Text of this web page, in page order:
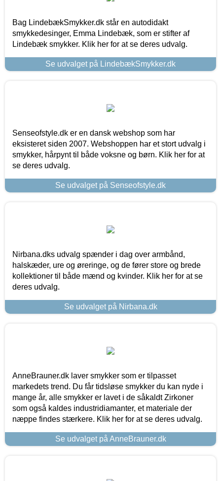
Bag LindebækSmykker.dk står en autodidakt
smykkedesinger, Emma Lindebæk, som er stifter af
Lindebæk smykker. Klik her for at se deres udvalg.
Se udvalget på LindebækSmykker.dk
Senseofstyle.dk er en dansk webshop som har
eksisteret siden 2007. Webshoppen har et stort udvalg i
smykker, hårpynt til både voksne og børn. Klik her for at
se deres udvalg.
Se udvalget på Senseofstyle.dk
Nirbana.dks udvalg spænder i dag over armbånd,
halskæder, ure og øreringe, og de fører store og brede
kollektioner til både mænd og kvinder. Klik her for at se
deres udvalg.
Se udvalget på Nirbana.dk
AnneBrauner.dk laver smykker som er tilpasset
markedets trend. Du får tidsløse smykker du kan nyde i
mange år, alle smykker er lavet i de såkaldt Zirkoner
som også kaldes industridiamanter, et materiale der
næppe findes stærkere. Klik her for at se deres udvalg.
Se udvalget på AnneBrauner.dk